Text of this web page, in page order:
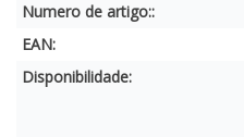
Numero de artigo::
EAN:
Disponibilidade: